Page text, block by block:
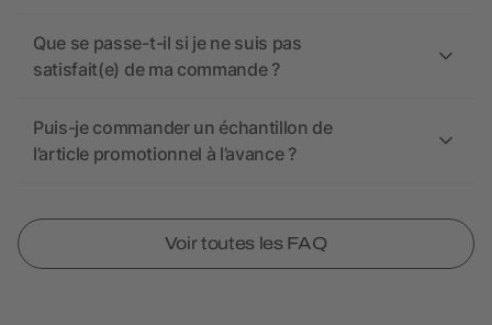
Que se passe-t-il si je ne suis pas
satisfait(e) de ma commande ?
Puis-je commander un échantillon de
l’article promotionnel à l’avance ?
Voir toutes les FAQ